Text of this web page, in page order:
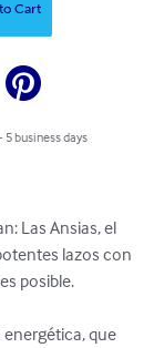
Cart
5 business days
Las Ansias, el
lazos con
posible.
energética, que